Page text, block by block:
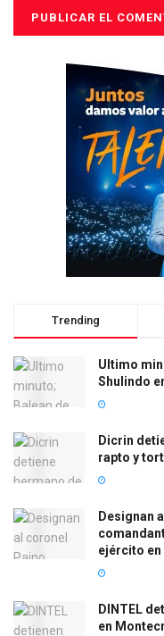
Trending
Ultimo
Shulindo
Dicrin
rapto y
Designan
ejército en
DINTEL
en